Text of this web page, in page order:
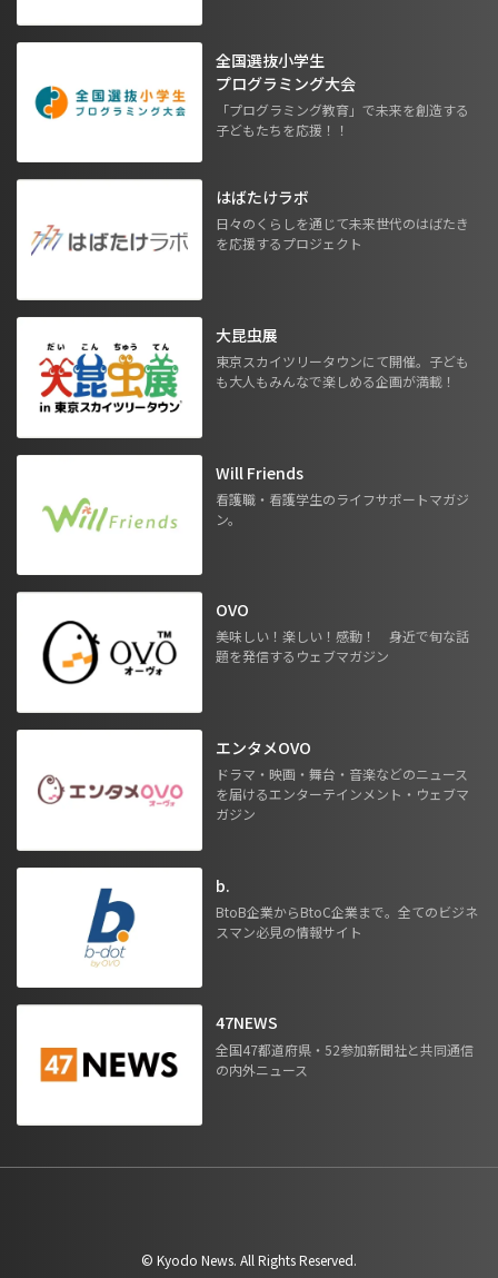
全国選抜小学生
プログラミング大会
「プログラミング教育」で未来を創造する
子どもたちを応援！！
はばたけラボ
日々のくらしを通じて未来世代のはばたき
を応援するプロジェクト
大昆虫展
東京スカイツリータウンにて開催。子ども
も大人もみんなで楽しめる企画が満載！
Will Friends
看護職・看護学生のライフサポートマガジ
ン。
OVO
美味しい！楽しい！感動！ 身近で旬な話
題を発信するウェブマガジン
エンタメOVO
ドラマ・映画・舞台・音楽などのニュース
を届けるエンターテインメント・ウェブマ
ガジン
b.
BtoB企業からBtoC企業まで。全てのビジネ
スマン必見の情報サイト
47NEWS
全国47都道府県・52参加新聞社と共同通信
の内外ニュース
©︎ Kyodo News. All Rights Reserved.